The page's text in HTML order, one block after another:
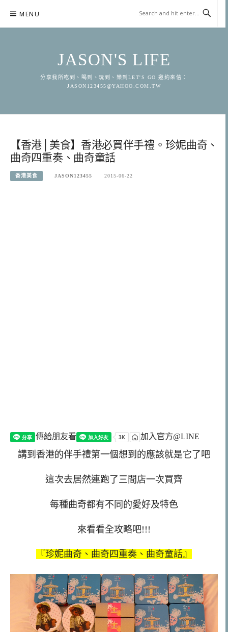
content
MENU
JASON'S LIFE
分享我所吃到、喝到、玩到、樂到LET'S GO 邀約來信：
JASON123455@YAHOO.COM.TW
【香港│美食】香港必買伴手禮。珍妮曲奇、
曲奇四重奏、曲奇童話
香港美食 JASON123455 2015-06-22
傳給朋友看 加入官方@LINE
講到香港的伴手禮第一個想到的應該就是它了吧
這次去居然連跑了三間店一次買齊
每種曲奇都有不同的愛好及特色
來看看全攻略吧!!!
『珍妮曲奇、曲奇四重奏、曲奇童話』